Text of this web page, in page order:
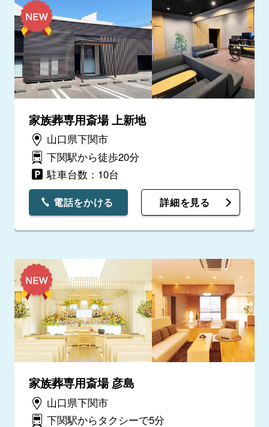
家族葬専用斎場 上新地
山口県下関市
下関駅から徒歩20分
駐車台数：10台
電話をかける 詳細を見る
家族葬専用斎場 彦島
山口県下関市
下関駅からタクシーで5分